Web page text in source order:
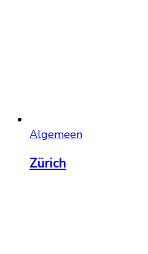
Algemeen
Zürich